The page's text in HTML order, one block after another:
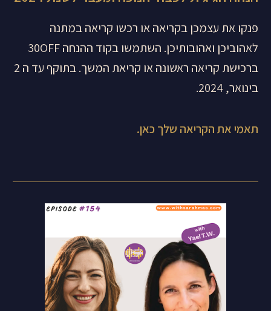
פנקו את עצמכן בקריאה או רכשו קריאה במתנה
לאהוביכן ואהובותיכן. השתמשו בקוד ההנחה 30OFF
ברכישת קריאה ראשונה או קריאת המשך. בתוקף עד ה 2
בינואר, 2024.
תאמי את הקריאה שלך כאן.